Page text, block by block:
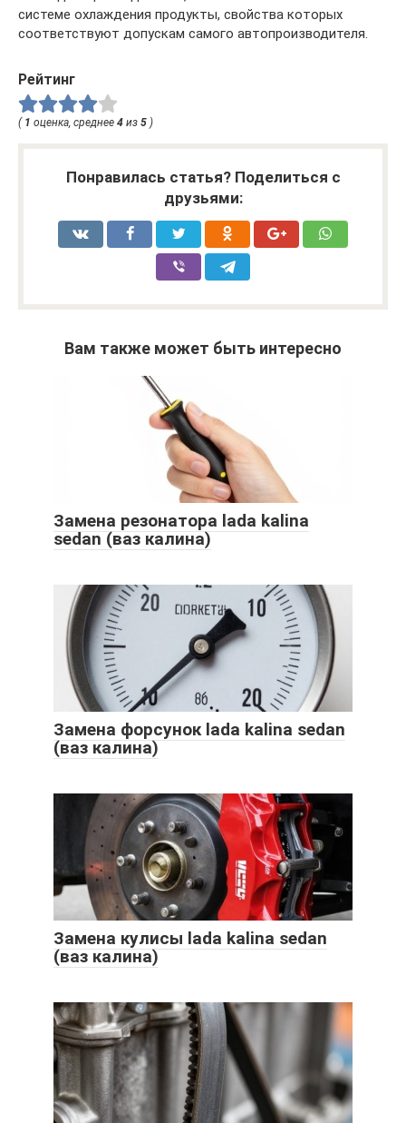
системе охлаждения продукты, свойства которых
соответствуют допускам самого автопроизводителя.
Рейтинг
( 1 оценка, среднее 4 из 5 )
Понравилась статья? Поделиться с
друзьями:
Вам также может быть интересно
Замена резонатора lada kalina
sedan (ваз калина)
Замена форсунок lada kalina sedan
(ваз калина)
Замена кулисы lada kalina sedan
(ваз калина)